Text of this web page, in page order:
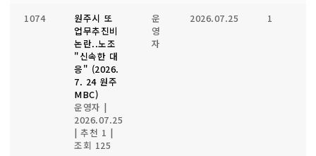
1074
원주시 또
업무추진비
논란..노조
"신속한 대
응" (2026.
7. 24 원주
MBC)
운영자 |
2026.07.25
| 추천 1 |
조회 125
운
영
자
2026.07.25 1